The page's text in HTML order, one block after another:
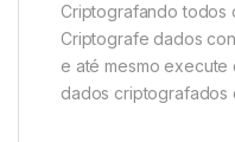
Criptografando todos
Criptografe dados
e até mesmo
dados criptografados